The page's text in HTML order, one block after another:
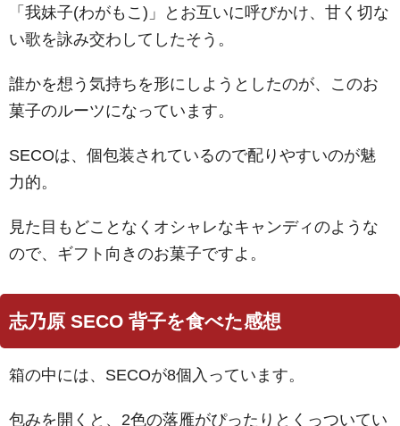
「我妹子(わがもこ)」とお互いに呼びかけ、甘く切な
い歌を詠み交わしてしたそう。
誰かを想う気持ちを形にしようとしたのが、このお
菓子のルーツになっています。
SECOは、個包装されているので配りやすいのが魅
力的。
見た目もどことなくオシャレなキャンディのような
ので、ギフト向きのお菓子ですよ。
志乃原 SECO 背子を食べた感想
箱の中には、SECOが8個入っています。
包みを開くと、2色の落雁がぴったりとくっついてい